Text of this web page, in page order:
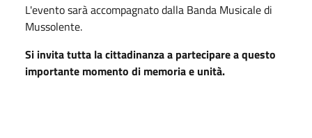
L'evento sarà accompagnato dalla Banda Musicale di
Mussolente.
Si invita tutta la cittadinanza a partecipare a questo
importante momento di memoria e unità.